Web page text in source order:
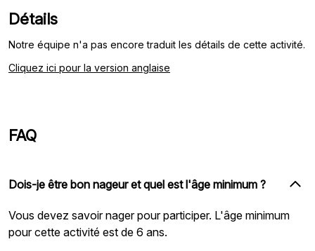
Détails
Notre équipe n'a pas encore traduit les détails de cette activité.
Cliquez ici pour la version anglaise
FAQ
Dois-je être bon nageur et quel est l'âge minimum ?
Vous devez savoir nager pour participer. L'âge minimum
pour cette activité est de 6 ans.